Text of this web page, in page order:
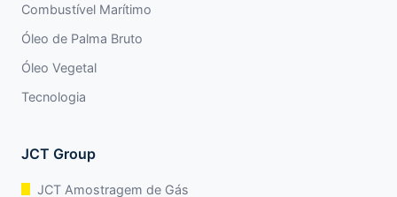
Combustível Marítimo
Óleo de Palma Bruto
Óleo Vegetal
Tecnologia
JCT Group
JCT Amostragem de Gás